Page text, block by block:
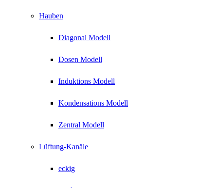
Hauben
Diagonal Modell
Dosen Modell
Induktions Modell
Kondensations Modell
Zentral Modell
Lüftung-Kanäle
eckig